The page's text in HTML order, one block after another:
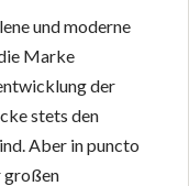
und moderne
Marke
der
stets den
Aber in puncto
großen